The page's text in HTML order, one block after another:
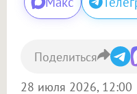
28 июля 2026, 12:00
Поделиться